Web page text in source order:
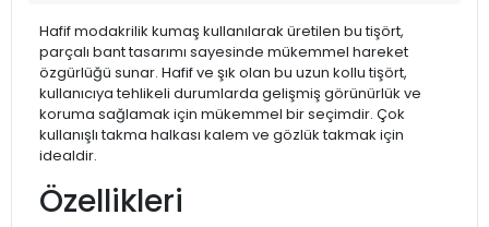
Hafif modakrilik kumaş kullanılarak üretilen bu tişört,
parçalı bant tasarımı sayesinde mükemmel hareket
özgürlüğü sunar. Hafif ve şık olan bu uzun kollu tişört,
kullanıcıya tehlikeli durumlarda gelişmiş görünürlük ve
koruma sağlamak için mükemmel bir seçimdir. Çok
kullanışlı takma halkası kalem ve gözlük takmak için
idealdir.
Özellikleri